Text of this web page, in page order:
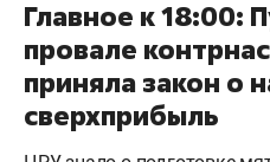
Главное к 18:00:
провале
приняла закон о
сверхприбыль